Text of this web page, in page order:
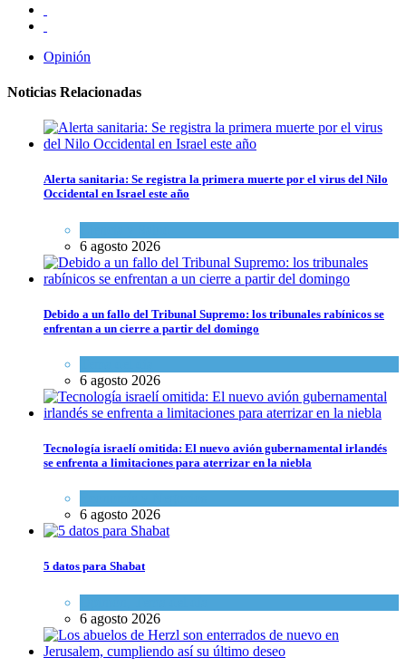
Opinión
Noticias Relacionadas
Alerta sanitaria: Se registra la primera muerte por el virus del Nilo
Occidental en Israel este año
6 agosto 2026
Debido a un fallo del Tribunal Supremo: los tribunales rabínicos se
enfrentan a un cierre a partir del domingo
6 agosto 2026
Tecnología israelí omitida: El nuevo avión gubernamental irlandés
se enfrenta a limitaciones para aterrizar en la niebla
6 agosto 2026
5 datos para Shabat
6 agosto 2026